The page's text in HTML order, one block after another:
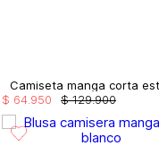
$ 129.900
$ 64 950